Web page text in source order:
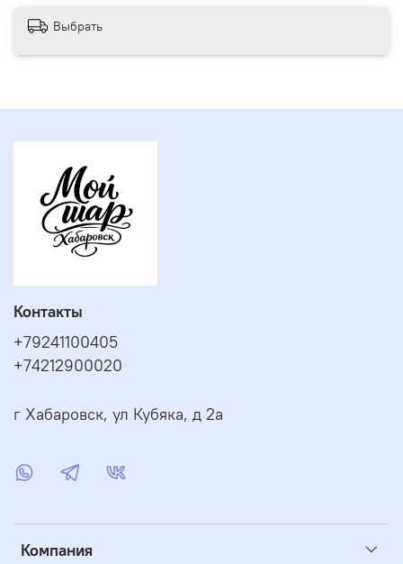
Выбрать
Компания
Контакты
+79241100405
+74212900020
г Хабаровск, ул Кубяка, д 2а